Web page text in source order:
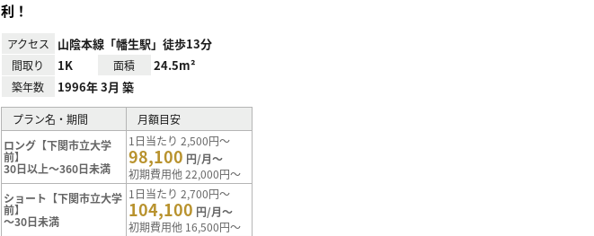
利！
アクセス 山陰本線「幡生駅」徒歩13分
間取り 1K 面積 24.5m²
築年数 1996年 3月 築
プラン名・期間
月額目安
ロング【下関市立大学
前】
30日以上～360日未満
1日当たり 2,500円～
98,100 円/月～
初期費用他 22,000円～
ショート【下関市立大学
前】
～30日未満
1日当たり 2,700円～
104,100 円/月～
初期費用他 16,500円～